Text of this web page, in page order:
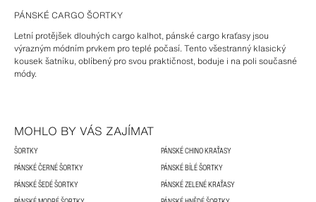
PÁNSKÉ CARGO ŠORTKY
Letní protějšek dlouhých cargo kalhot, pánské cargo kraťasy jsou
výrazným módním prvkem pro teplé počasí. Tento všestranný klasický
kousek šatníku, oblíbený pro svou praktičnost, boduje i na poli současné
módy.
MOHLO BY VÁS ZAJÍMAT
ŠORTKY
PÁNSKÉ CHINO KRAŤASY
PÁNSKÉ ČERNÉ ŠORTKY
PÁNSKÉ BÍLÉ ŠORTKY
PÁNSKÉ ŠEDÉ ŠORTKY
PÁNSKÉ ZELENÉ KRAŤASY